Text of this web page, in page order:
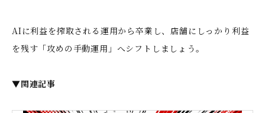
AIに利益を搾取される運用から卒業し、店舗にしっかり利益
を残す「攻めの手動運用」へシフトしましょう。
▼関連記事